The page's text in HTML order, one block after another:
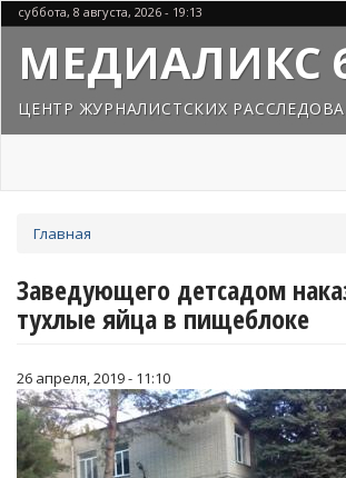
Перейти
к
основному
содержанию
суббота, 8 августа, 2026 - 19:13
МЕДИАЛИКС
ЦЕНТР ЖУРНАЛИСТСКИХ
здесь
Главная
Заведующего детсадом
тухлые яйца в пищеблоке
26 апреля, 2019 - 11:10